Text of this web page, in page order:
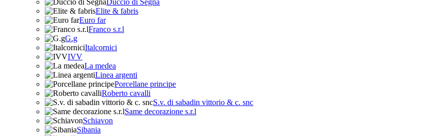
Duccio di Segna
Elite & fabris
Euro far
Franco s.r.l
G.g
Italcornici
IVV
La medea
Linea argenti
Porcellane principe
Roberto cavalli
S.v. di sabadin vittorio & c. snc
Same decorazione s.r.l
Schiavon
Sibania